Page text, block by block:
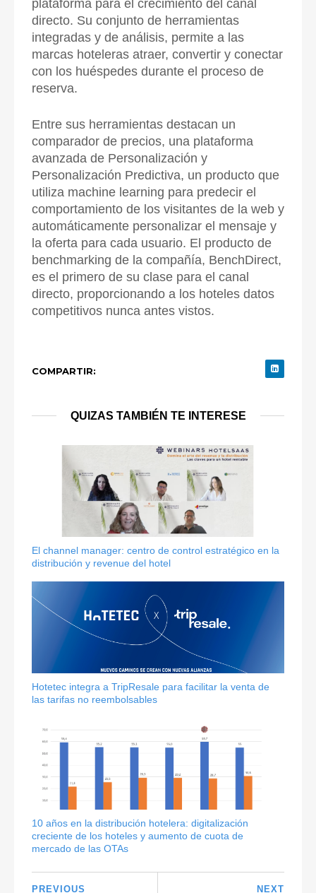
plataforma para el crecimiento del canal
directo. Su conjunto de herramientas
integradas y de análisis, permite a las
marcas hoteleras atraer, convertir y conectar
con los huéspedes durante el proceso de
reserva.
Entre sus herramientas destacan un
comparador de precios, una plataforma
avanzada de Personalización y
Personalización Predictiva, un producto que
utiliza machine learning para predecir el
comportamiento de los visitantes de la web y
automáticamente personalizar el mensaje y
la oferta para cada usuario. El producto de
benchmarking de la compañía, BenchDirect,
es el primero de su clase para el canal
directo, proporcionando a los hoteles datos
competitivos nunca antes vistos.
COMPARTIR:
QUIZAS TAMBIÉN TE INTERESE
El channel manager: centro de control estratégico en la
distribución y revenue del hotel
Hotetec integra a TripResale para facilitar la venta de
las tarifas no reembolsables
10 años en la distribución hotelera: digitalización
creciente de los hoteles y aumento de cuota de
mercado de las OTAs
NEXT
PREVIOUS